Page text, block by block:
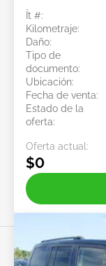
Ít #:
Kilometraje:
Daño:
Tipo de
documento:
Ubicación:
Fecha de venta:
Estado de la
oferta:
Oferta actual:
$0